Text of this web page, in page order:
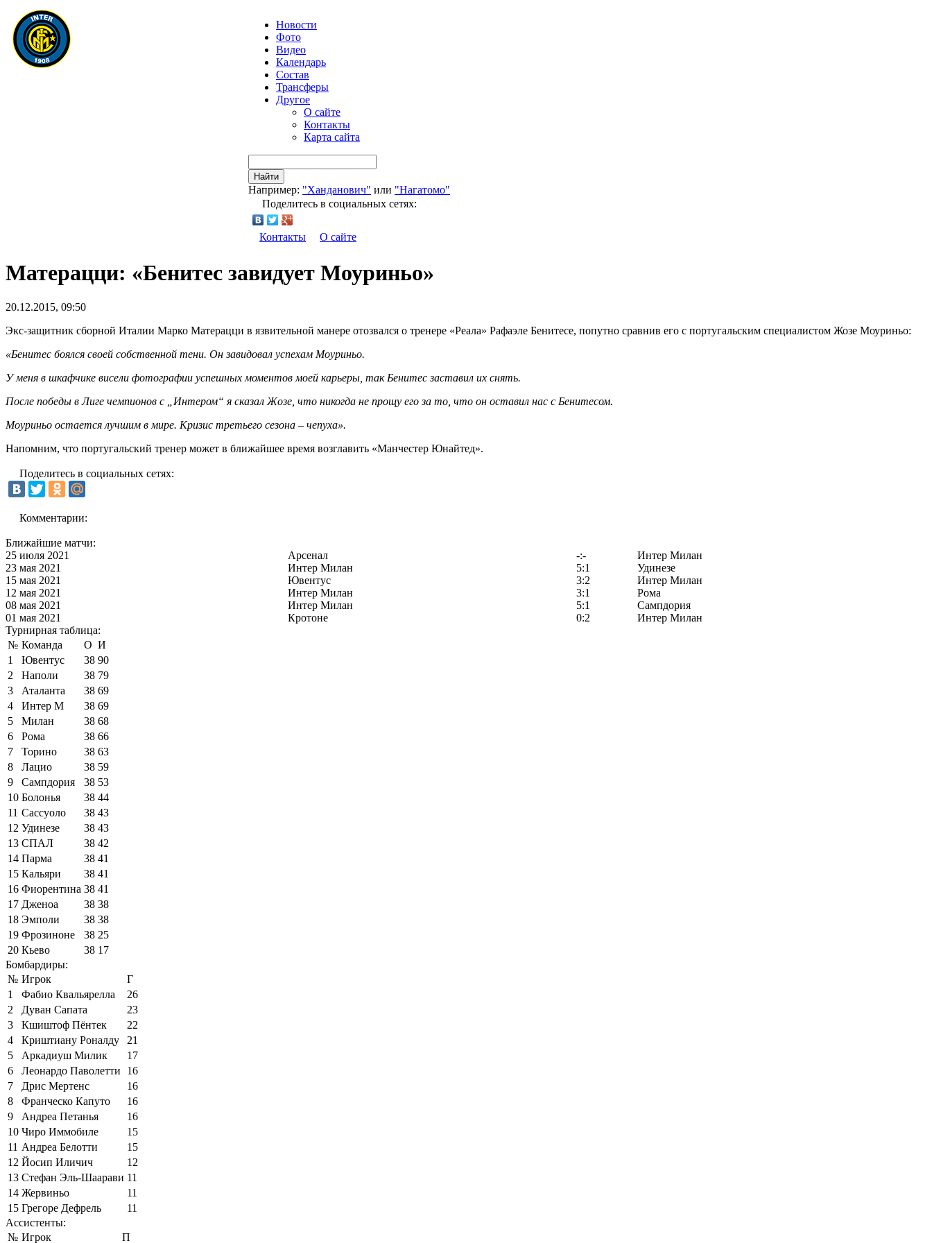
Новости
Фото
Видео
Календарь
Состав
Трансферы
Другое
О сайте
Контакты
Карта сайта
Найти
Например: "Ханданович" или "Нагатомо"
Поделитесь в социальных сетях:
Контакты О сайте
Матерацци: «Бенитес завидует Моуриньо»
20.12.2015, 09:50
Экс-защитник сборной Италии Марко Матерацци в язвительной манере отозвался о тренере «Реала» Рафаэле Бенитесе, попутно сравнив его с португальским специалистом Жозе Моуриньо:
«Бенитес боялся своей собственной тени. Он завидовал успехам Моуриньо.
У меня в шкафчике висели фотографии успешных моментов моей карьеры, так Бенитес заставил их снять.
После победы в Лиге чемпионов с „Интером“ я сказал Жозе, что никогда не прощу его за то, что он оставил нас с Бенитесом.
Моуриньо остается лучшим в мире. Кризис третьего сезона – чепуха».
Напомним, что португальский тренер может в ближайшее время возглавить «Манчестер Юнайтед».
Поделитесь в социальных сетях:
Комментарии:
Ближайшие матчи:
25 июля 2021
Арсенал -:-
Интер Милан
23 мая 2021
Интер Милан 5:1
Удинезе
15 мая 2021
Ювентус 3:2
Интер Милан
12 мая 2021
Интер Милан 3:1
Рома
08 мая 2021
Интер Милан 5:1
Сампдория
01 мая 2021
Кротоне 0:2
Интер Милан
Турнирная таблица:
№ Команда О И
1
Ювентус 38 90
2
Наполи 38 79
3
Аталанта 38 69
4
Интер М 38 69
5
Милан 38 68
6
Рома 38 66
7
Торино 38 63
8
Лацио 38 59
9
Сампдория 38 53
10 Болонья 38 44
11 Сассуоло 38 43
12 Удинезе 38 43
13 СПАЛ 38 42
14 Парма 38 41
15 Кальяри 38 41
16 Фиорентина 38 41
17 Дженоа 38 38
18 Эмполи 38 38
19 Фрозиноне 38 25
20 Кьево 38 17
Бомбардиры:
№ Игрок
Г
1
Фабио Квальярелла
26
2
Дуван Сапата
23
3
Кшиштоф Пёнтек
22
4
Криштиану Роналду
21
5
Аркадиуш Милик
17
6
Леонардо Паволетти
16
7
Дрис Мертенс
16
8
Франческо Капуто
16
9
Андреа Петанья
16
10 Чиро Иммобиле
15
11 Андреа Белотти
15
12 Йосип Иличич
12
13 Стефан Эль-Шаарави 11
14 Жервиньо
11
15 Грегоре Дефрель
11
Ассистенты:
№ Игрок
П